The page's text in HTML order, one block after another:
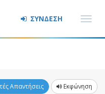
ΣΥΝΔΕΣΗ
Απαντήσεις Εκφώνηση